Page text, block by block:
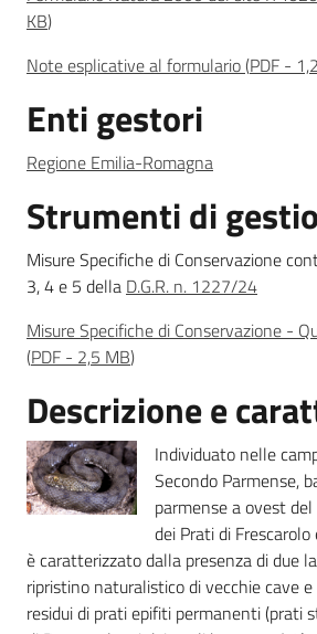
Ambiente
Argomenti
Novità
Servizi
Piani Programmi
Progetti
KB)
Note esplicative al formulario(PDF -
Enti gestori
Regione Emilia-Romagna
Strumenti di
Misure Specifiche di Conservazione
3, 4 e 5 della D.G.R. n. 1227/24
Misure Specifiche di Conservazione -
(PDF - 2,5 MB)
Descrizione e
Individuato nelle
Secondo Parmense,
parmense a ovest del
dei Prati di
è caratterizzato dalla presenza di due
ripristino naturalistico di vecchie cave
residui di prati epifiti permanenti (prati